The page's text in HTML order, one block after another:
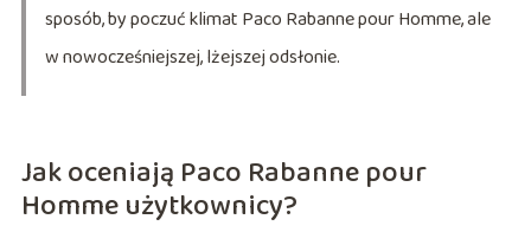
sposób, by poczuć klimat Paco Rabanne pour Homme, ale
w nowocześniejszej, lżejszej odsłonie.
Jak oceniają Paco Rabanne pour
Homme użytkownicy?